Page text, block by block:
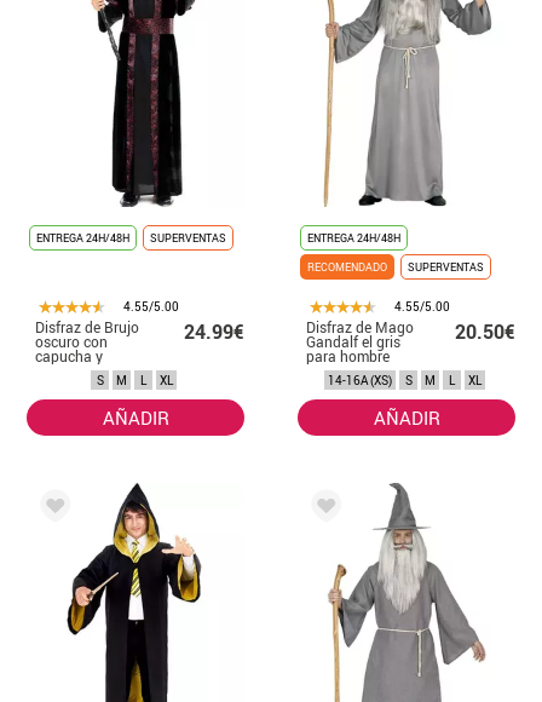
ENTREGA 24H/48H SUPERVENTAS
4.55/5.00
Disfraz de Brujo
oscuro con
capucha y
cinturón para
24.99€
S M L XL
AÑADIR
ENTREGA 24H/48H
RECOMENDADO
SUPERVENTAS
4.55/5.00
Disfraz de Mago
Gandalf el gris
para hombre
20.50€
14-16A (XS) S M L XL
AÑADIR